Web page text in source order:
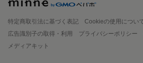
特定商取引法に基づく表記
Cookieの使用につい
広告識別子の取得・利用
プライバシーポリシー
メディアキット